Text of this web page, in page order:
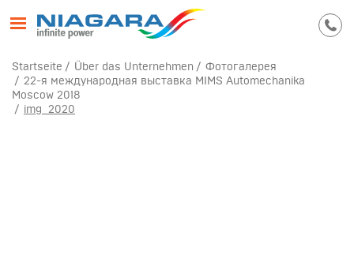
Startseite Über das Unternehmen
Фотогалерея
22-я международная выставка MIMS Automechanika
Moscow 2018
img_2020